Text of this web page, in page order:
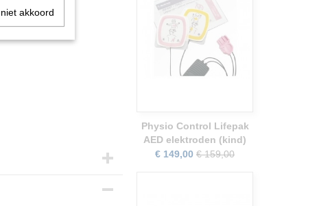
Physio Control Lifepak
AED elektroden (kind)
€ 149,00 € 159,00
akkoord